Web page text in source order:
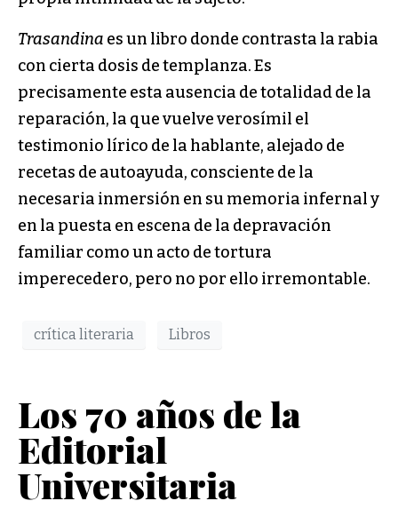
Trasandina es un libro donde contrasta la rabia
con cierta dosis de templanza. Es
precisamente esta ausencia de totalidad de la
reparación, la que vuelve verosímil el
testimonio lírico de la hablante, alejado de
recetas de autoayuda, consciente de la
necesaria inmersión en su memoria infernal y
en la puesta en escena de la depravación
familiar como un acto de tortura
imperecedero, pero no por ello irremontable.
crítica literaria Libros
Los 70 años de la
Editorial
Universitaria